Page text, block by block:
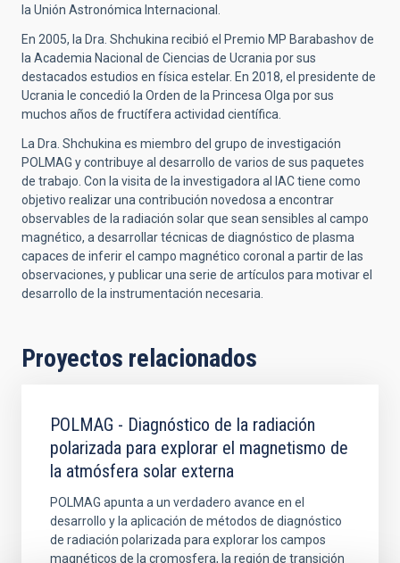
la Unión Astronómica Internacional.
En 2005, la Dra. Shchukina recibió el Premio MP Barabashov de
la Academia Nacional de Ciencias de Ucrania por sus
destacados estudios en física estelar. En 2018, el presidente de
Ucrania le concedió la Orden de la Princesa Olga por sus
muchos años de fructífera actividad científica.
La Dra. Shchukina es miembro del grupo de investigación
POLMAG y contribuye al desarrollo de varios de sus paquetes
de trabajo. Con la visita de la investigadora al IAC tiene como
objetivo realizar una contribución novedosa a encontrar
observables de la radiación solar que sean sensibles al campo
magnético, a desarrollar técnicas de diagnóstico de plasma
capaces de inferir el campo magnético coronal a partir de las
observaciones, y publicar una serie de artículos para motivar el
desarrollo de la instrumentación necesaria.
Proyectos relacionados
POLMAG - Diagnóstico de la radiación
polarizada para explorar el magnetismo de
la atmósfera solar externa
POLMAG apunta a un verdadero avance en el
desarrollo y la aplicación de métodos de diagnóstico
de radiación polarizada para explorar los campos
magnéticos de la cromosfera, la región de transición